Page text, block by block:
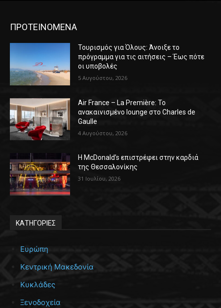
ΠΡΟΤΕΙΝΟΜΕΝΑ
Τουρισμός για Όλους: Άνοιξε το
πρόγραμμα για τις αιτήσεις – Έως πότε
οι υποβολές
5 Αυγούστου, 2026
Air France – La Première: Το
ανακαινισμένο lounge στο Charles de
Gaulle
4 Αυγούστου, 2026
Η McDonald’s επιστρέφει στην καρδιά
της Θεσσαλονίκης
31 Ιουλίου, 2026
ΚΑΤΗΓΟΡΙΕΣ
Ευρώπη
Κεντρική Μακεδονία
Κυκλάδες
Ξενοδοχεία